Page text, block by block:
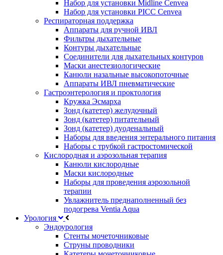
Набор для установки Midline Cenvea
Набор для установки PICC Cenvea
Респираторная поддержка
Аппараты для ручной ИВЛ
Фильтры дыхательные
Контуры дыхательные
Соединители для дыхательных контуров
Маски анестезиологические
Канюли назальные высокопоточные
Аппараты ИВЛ пневматические
Гастроэнтерология и проктология
Кружка Эсмарха
Зонд (катетер) желудочный
Зонд (катетер) питательный
Зонд (катетер) дуоденальный
Наборы для введения энтерального питания
Наборы с трубкой гастростомической
Кислородная и аэрозольная терапия
Канюли кислородные
Маски кислородные
Наборы для проведения аэрозольной
терапии
Увлажнитель преднаполненный без
подогрева Ventia Aqua
Урология
Эндоурология
Стенты мочеточниковые
Струны проводники